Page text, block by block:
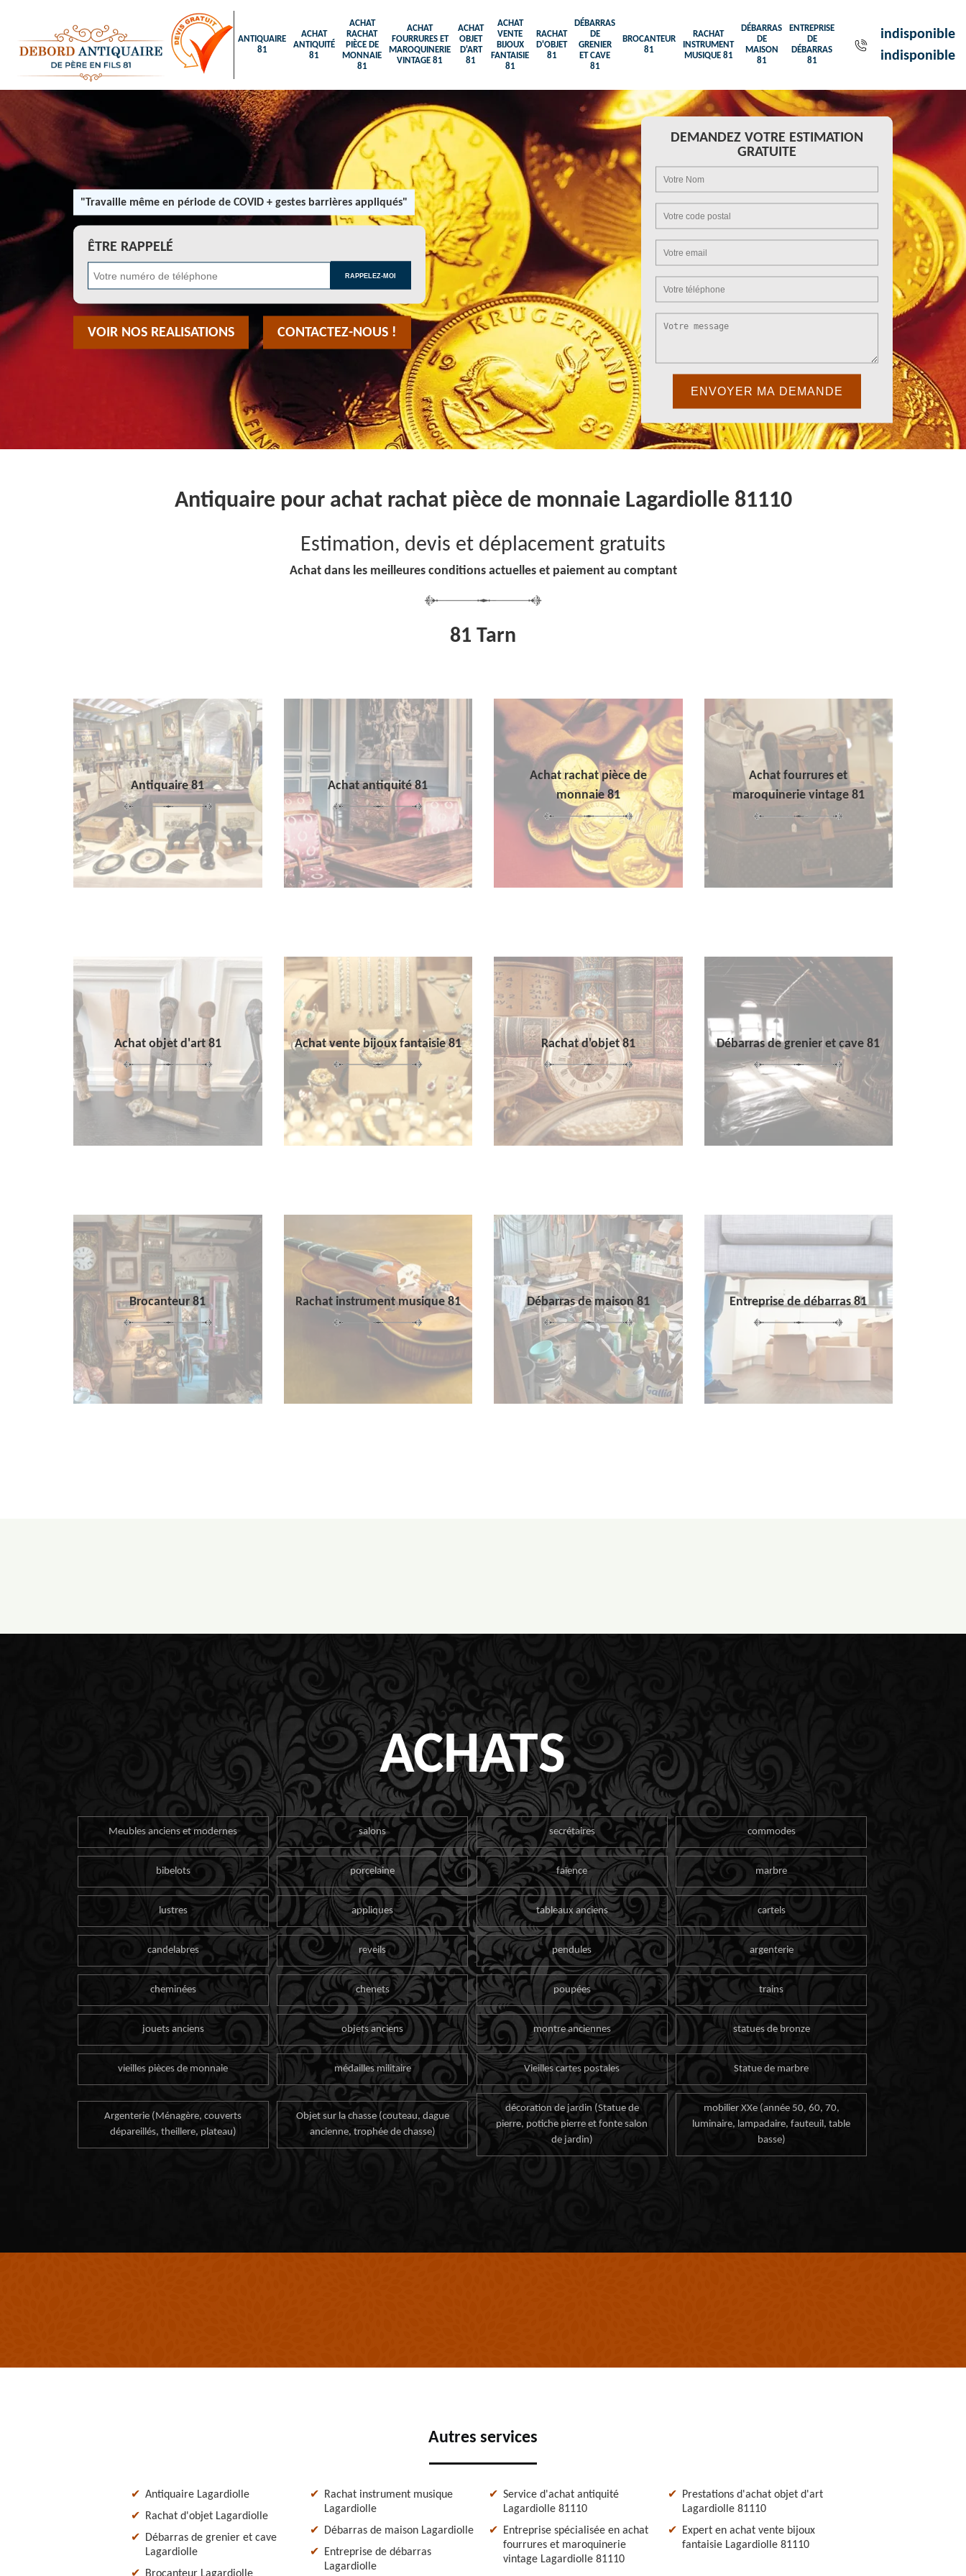
ANTIQUAIRE
81
ACHAT
ANTIQUITÉ
81
ACHAT
RACHAT
PIÈCE DE
MONNAIE
81
ACHAT
FOURRURES ET
MAROQUINERIE
VINTAGE 81
ACHAT
OBJET
D'ART
81
ACHAT
VENTE
BIJOUX
FANTAISIE
81
RACHAT
D'OBJET
81
DÉBARRAS
DE
GRENIER
ET CAVE
81
BROCANTEUR
81
RACHAT
INSTRUMENT
MUSIQUE 81
DÉBARRAS
DE
MAISON
81
ENTREPRISE
DE
DÉBARRAS
81
indisponible
indisponible
"Travaille même en période de COVID + gestes barrières appliqués"
ÊTRE RAPPELÉ
VOIR NOS REALISATIONS CONTACTEZ-NOUS !
DEMANDEZ VOTRE ESTIMATION
GRATUITE
Antiquaire pour achat rachat pièce de monnaie Lagardiolle 81110
Estimation, devis et déplacement gratuits
Achat dans les meilleures conditions actuelles et paiement au comptant
81 Tarn
Antiquaire 81 Achat antiquité 81
Achat rachat pièce de
monnaie 81
Achat fourrures et
maroquinerie vintage 81
Achat objet d'art 81 Achat vente bijoux fantaisie 81 Rachat d'objet 81 Débarras de grenier et cave 81
Brocanteur 81 Rachat instrument musique 81 Débarras de maison 81 Entreprise de débarras 81
ACHATS
Meubles anciens et modernes salons secrétaires commodes
bibelots porcelaine faïence marbre
lustres appliques tableaux anciens cartels
candelabres reveils pendules argenterie
cheminées chenets poupées trains
jouets anciens objets anciens montre anciennes statues de bronze
vieilles pièces de monnaie médailles militaire Vieilles cartes postales Statue de marbre
Argenterie (Ménagère, couverts
dépareillés, theillere, plateau)
Objet sur la chasse (couteau, dague
ancienne, trophée de chasse)
décoration de jardin (Statue de
pierre, potiche pierre et fonte salon
de jardin)
mobilier XXe (année 50, 60, 70,
luminaire, lampadaire, fauteuil, table
basse)
Autres services
Antiquaire Lagardiolle
Rachat d'objet Lagardiolle
Débarras de grenier et cave
Lagardiolle
Brocanteur Lagardiolle
Rachat instrument musique
Lagardiolle
Débarras de maison Lagardiolle
Entreprise de débarras
Lagardiolle
Service d'achat antiquité
Lagardiolle 81110
Entreprise spécialisée en achat
fourrures et maroquinerie
vintage Lagardiolle 81110
Prestations d'achat objet d'art
Lagardiolle 81110
Expert en achat vente bijoux
fantaisie Lagardiolle 81110